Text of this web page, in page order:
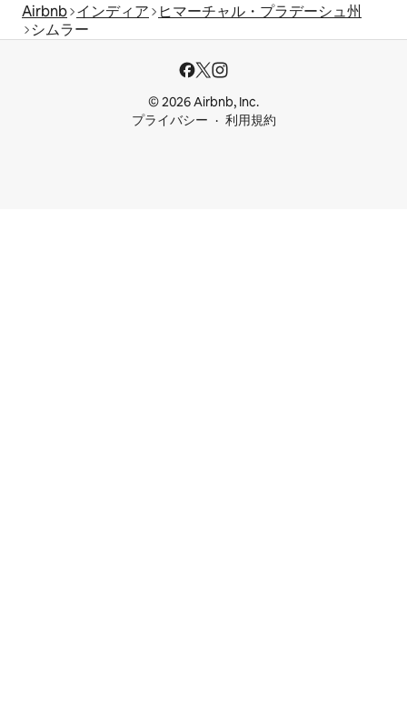
Airbnb インディア
ヒマーチャル・プラデーシュ州
シムラー
© 2026 Airbnb, Inc.
プライバシー
利用規約